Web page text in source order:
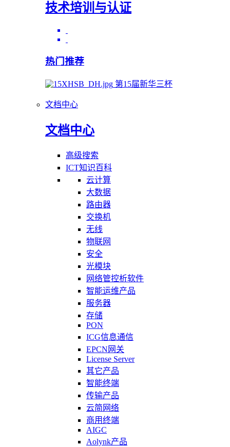
技术培训与认证
热门推荐
第15届新华三杯
文档中心
文档中心
高级搜索
ICT知识百科
云计算
大数据
路由器
交换机
无线
物联网
安全
光模块
网络管控析软件
智能运维产品
服务器
存储
PON
ICG信息通信
EPCN网关
License Server
其它产品
智能终端
传输产品
云简网络
商用终端
AIGC
Aolynk产品